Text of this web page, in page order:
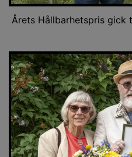
Årets Hållbarhetspris gick